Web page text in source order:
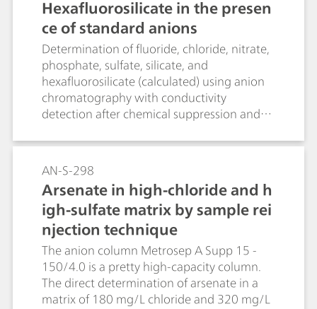
Hexafluorosilicate in the presen
ce of standard anions
Determination of fluoride, chloride, nitrate,
phosphate, sulfate, silicate, and
hexafluorosilicate (calculated) using anion
chromatography with conductivity
detection after chemical suppression and
column reaction (see AN U-48).
fluoride and silicate. Both anion
concentrations can be used for the
calculation of the SiF62- concentration.
AN-S-298
Arsenate in high-chloride and h
igh-sulfate matrix by sample rei
njection technique
The anion column Metrosep A Supp 15 -
150/4.0 is a pretty high-capacity column.
The direct determination of arsenate in a
matrix of 180 mg/L chloride and 320 mg/L